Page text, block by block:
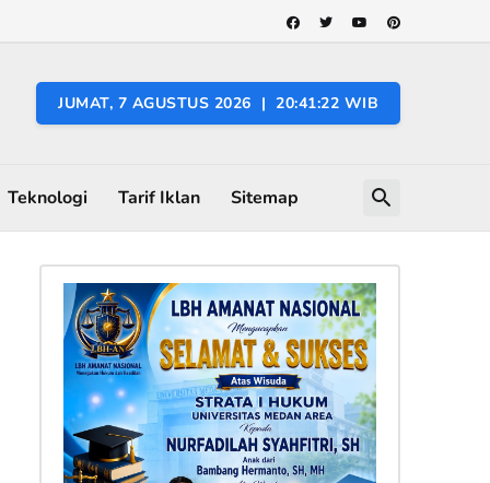
JUMAT, 7 AGUSTUS 2026 | 20:41:23 WIB
Teknologi Tarif Iklan Sitemap